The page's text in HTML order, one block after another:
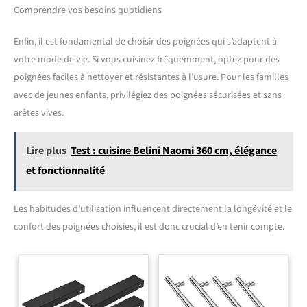
Comprendre vos besoins quotidiens
Enfin, il est fondamental de choisir des poignées qui s’adaptent à
votre mode de vie. Si vous cuisinez fréquemment, optez pour des
poignées faciles à nettoyer et résistantes à l’usure. Pour les familles
avec de jeunes enfants, privilégiez des poignées sécurisées et sans
arêtes vives.
Lire plus Test : cuisine Belini Naomi 360 cm, élégance
et fonctionnalité
Les habitudes d’utilisation influencent directement la longévité et le
confort des poignées choisies, il est donc crucial d’en tenir compte.